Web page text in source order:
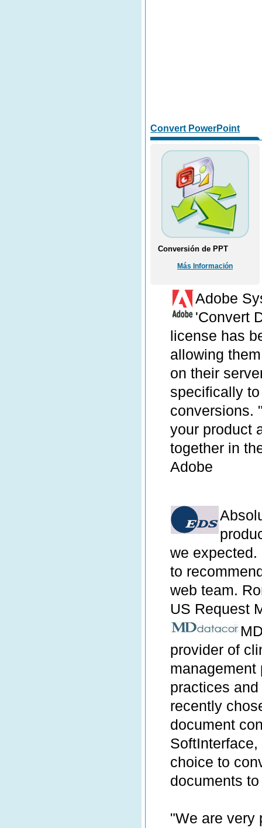
Convert PowerPoint
Conversión de PPT
Más Información
Adobe
'Convert
license has
allowing
on their
specifically
conversions.
your product
together in
Adobe
we
to
web team.
US Request
provider of
management
practices
recently
document
choice to
documents
"We are very